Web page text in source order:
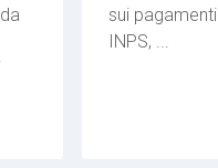
sui
INPS, ...